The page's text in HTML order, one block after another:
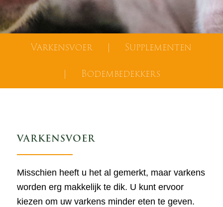
Varkensvoer |
Supplementen
|
Bodembedekkers
VARKENSVOER
Misschien heeft u het al gemerkt, maar varkens
worden erg makkelijk te dik. U kunt ervoor
kiezen om uw varkens minder eten te geven.